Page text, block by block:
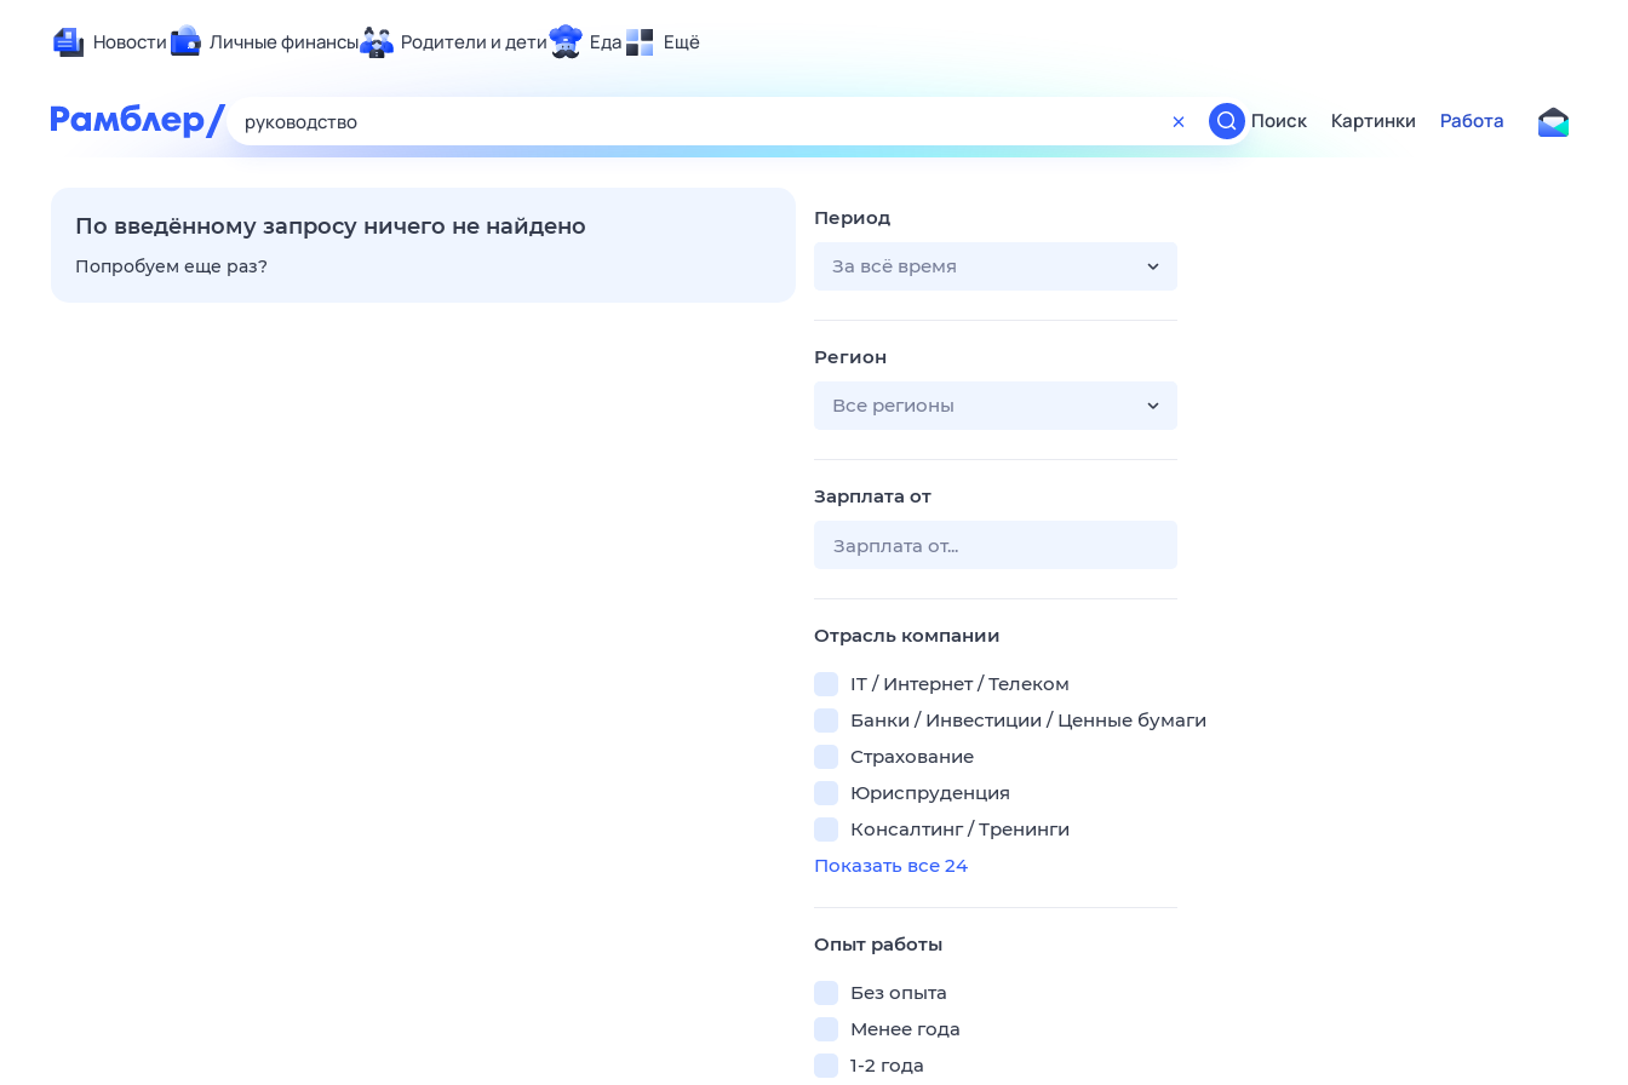
Новости Личные финансы Родители и дети Еда Ещё
Развлечения и отдых
Спорт
Поиск
ТВ-программа
Поиск Картинки Работа
По введённому запросу ничего не найдено
Попробуем еще раз?
Период
За всё время
Регион
Все регионы
Зарплата от
Отрасль компании
IT / Интернет / Телеком
Банки / Инвестиции / Ценные бумаги
Страхование
Юриспруденция
Консалтинг / Тренинги
Показать все 24
Опыт работы
Без опыта
Менее года
1-2 года